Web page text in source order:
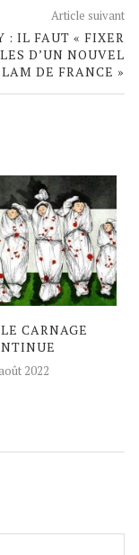
Article suivant
: IL FAUT « FIXER
D’UN NOUVEL
DE FRANCE »
CARNAGE
2022